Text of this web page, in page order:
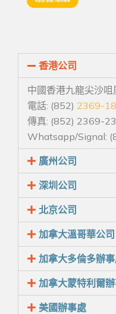
香港公司
中國香港九龍尖沙
電話: (852) 2369-
傳真: (852) 2369-
Whatsapp/Signal:
廣州公司
深圳公司
北京公司
加拿大溫哥華公司
加拿大多倫多辦
加拿大蒙特利爾
美國辦事處